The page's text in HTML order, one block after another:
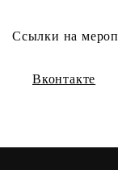
Ссылки на
Вконтакте